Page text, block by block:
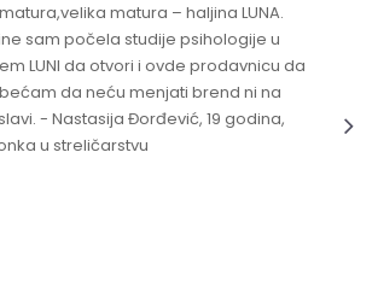
matura – haljina LUNA.
sam počela studije psihologije u
LUNI da otvori i ovde prodavnicu da
da neću menjati brend ni na
- Nastasija Đorđević, 19 godina,
u streličarstvu